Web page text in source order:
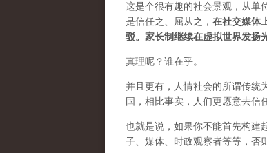
这是个很有趣的社会景观，从单
是信任之、屈从之， 在社交媒体
驳。家长制继续在虚拟世界发扬
真理呢？谁在乎。
并且更有，人情社会的所谓传统
国，相比事实，人们更愿意去信
也就是说，如果你不能首先构建
子、媒体、时政观察者等等，否